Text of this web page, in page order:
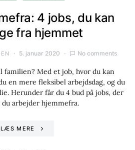
4 jobs, du kan
fra hjemmet
5. januar 2020 No comments
familien? Med et job, hvor du kan
en mere fleksibel arbejdsdag, og du
Herunder får du 4 bud på jobs, der
arbejder hjemmefra.
LÆS MERE